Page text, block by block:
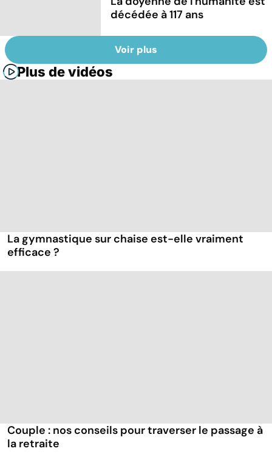
décédée à 117 ans
Voir plus
Plus de vidéos
La gymnastique sur chaise est-elle vraiment
efficace ?
Couple : nos conseils pour traverser le passage à
la retraite